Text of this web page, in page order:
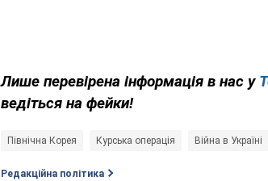
Лише перевірена інформація в нас у
ведіться на фейки!
Північна Корея Курська операція Війна в Україні
Редакційна політика